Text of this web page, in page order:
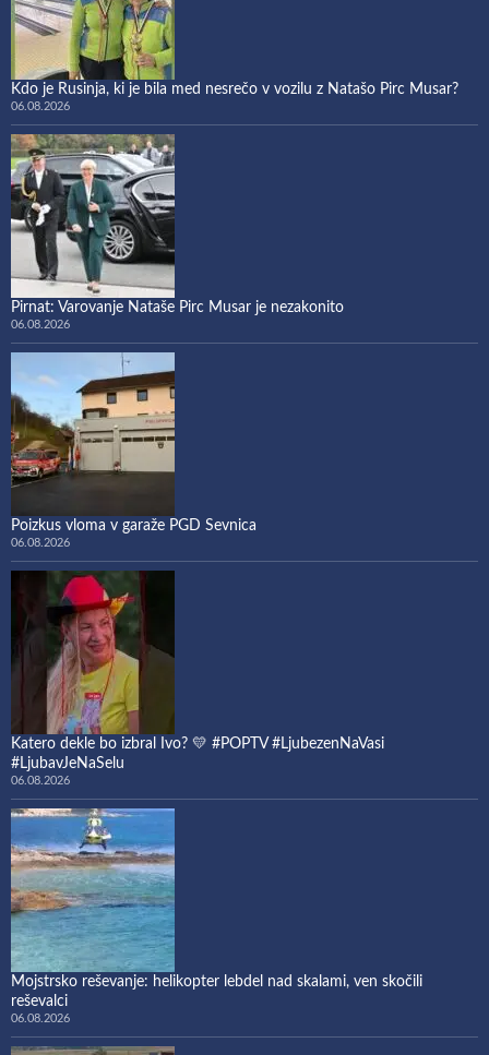
Kdo je Rusinja, ki je bila med nesrečo v vozilu z Natašo Pirc Musar?
06.08.2026
Pirnat: Varovanje Nataše Pirc Musar je nezakonito
06.08.2026
Poizkus vloma v garaže PGD Sevnica
06.08.2026
Katero dekle bo izbral Ivo? 💛 #POPTV #LjubezenNaVasi
#LjubavJeNaSelu
06.08.2026
Mojstrsko reševanje: helikopter lebdel nad skalami, ven skočili
reševalci
06.08.2026